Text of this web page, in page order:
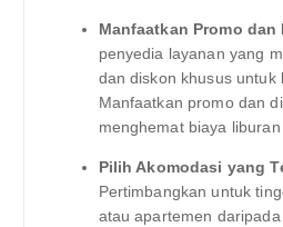
Manfaatkan Promo dan
penyedia layanan yang
dan diskon khusus untuk
Manfaatkan promo dan
menghemat biaya liburan
Pilih Akomodasi yang
Pertimbangkan untuk
atau apartemen daripada